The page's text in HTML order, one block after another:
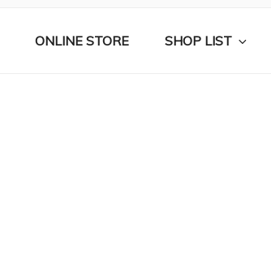
ONLINE STORE SHOP LIST